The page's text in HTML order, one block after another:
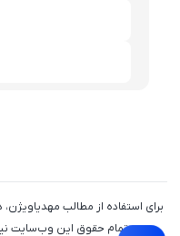
برای استفاده از مطالب
تمام حقوق اين وب‌سايت